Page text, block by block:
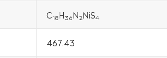
C18H36N2NiS4
467.43